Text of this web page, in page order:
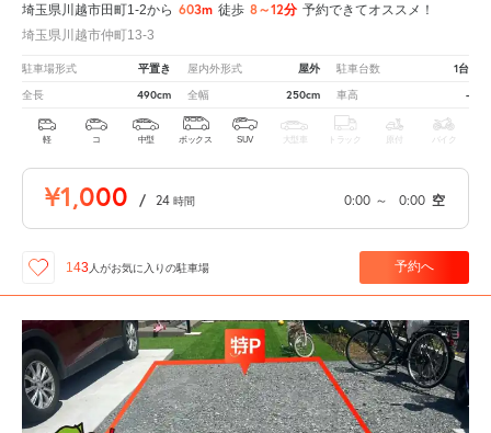
埼玉県川越市田町1-2から 603m 徒歩 8～12分 予約できてオススメ！
埼玉県川越市仲町13-3
駐車場形式 平置き 屋内外形式 屋外 駐車台数 1台
全長 490cm 全幅 250cm 車高 -
軽 コ 中型 ボックス SUV 大型車 トラック 原付 バイク
¥1,000 / 24 時間 0:00 ～ 0:00 空
143 人がお気に入りの駐車場 予約へ